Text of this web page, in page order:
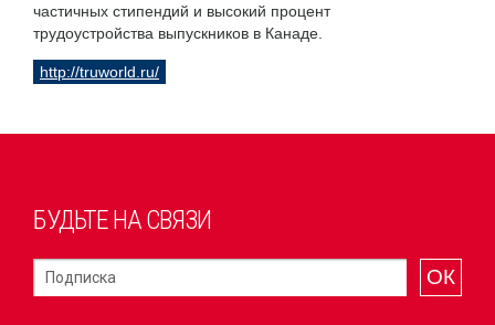
частичных стипендий и высокий процент
трудоустройства выпускников в Канаде.
http://truworld.ru/
БУДЬТЕ НА СВЯЗИ
ОК